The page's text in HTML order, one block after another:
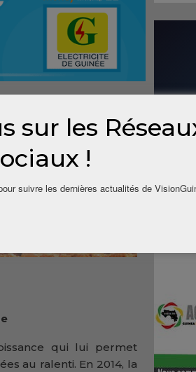
qui lui permet
au ralenti. En 2014, la
sur les
!
suivre les dernières actualités de